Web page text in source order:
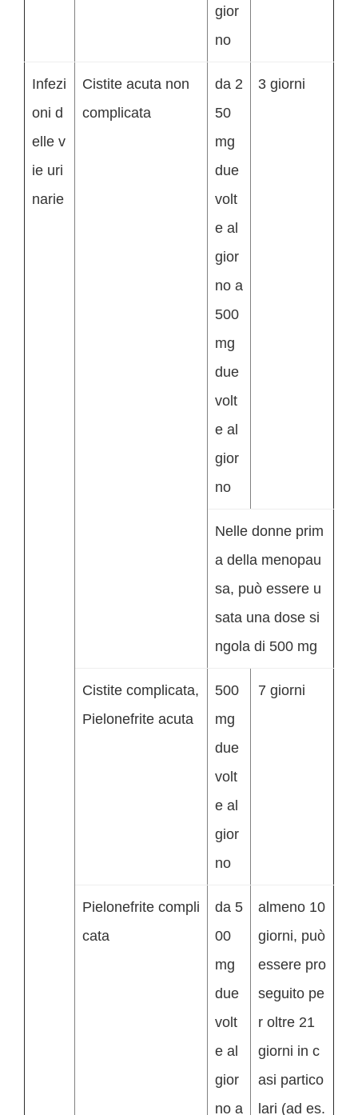
gior
no
Infezi
oni d
elle v
ie uri
narie
Cistite acuta non
complicata
da 2
50
mg
due
volt
e al
gior
no a
500
mg
due
volt
e al
gior
no
3 giorni
Nelle donne prim
a della menopau
sa, può essere u
sata una dose si
ngola di 500 mg
Cistite complicata,
Pielonefrite acuta
500
mg
due
volt
e al
gior
no
7 giorni
Pielonefrite compli
cata
da 5
00
mg
due
volt
e al
gior
no a
almeno 10
giorni, può
essere pro
seguito pe
r oltre 21
giorni in c
asi partico
lari (ad es.